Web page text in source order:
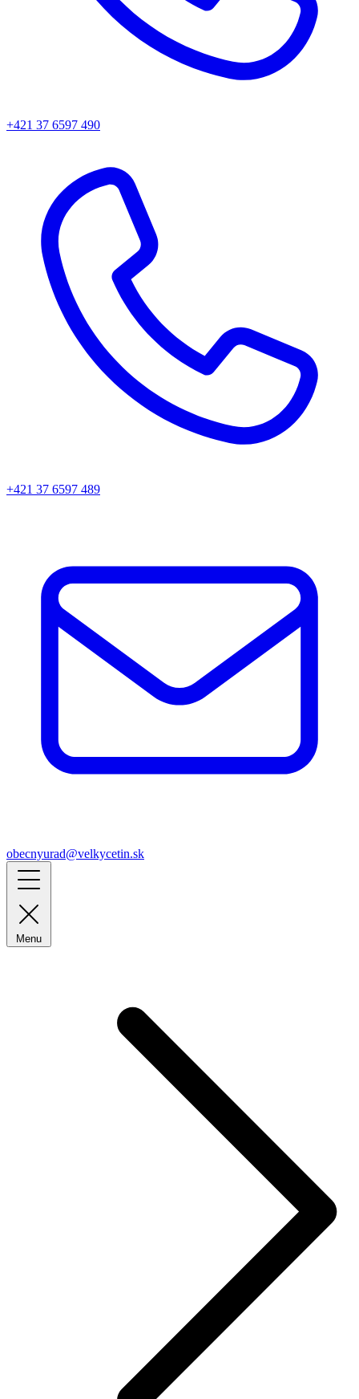
+421 37 6597 490
+421 37 6597 489
obecnyurad@velkycetin.sk
Menu